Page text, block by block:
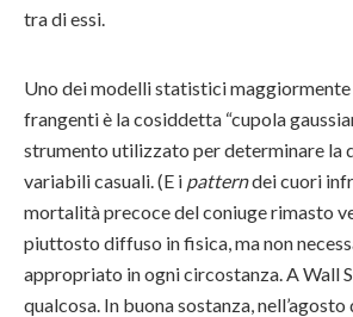
tra di essi.
Uno dei modelli statistici
frangenti è la cosiddetta “cupola
strumento utilizzato per determinare la
variabili casuali. (E i patterndei cuori
mortalità precoce del coniuge rimasto
piuttosto diffuso in fisica, ma non
appropriato in ogni circostanza. A Wall
qualcosa. In buona sostanza,